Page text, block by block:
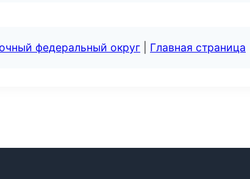
федеральный округ Главная страница